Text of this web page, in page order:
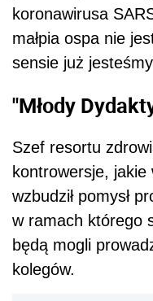
koronawirusa
małpia ospa nie
sensie już
"Młody
Szef resortu
kontrowersje, jakie
wzbudził pomysł
w ramach którego
będą mogli
kolegów.